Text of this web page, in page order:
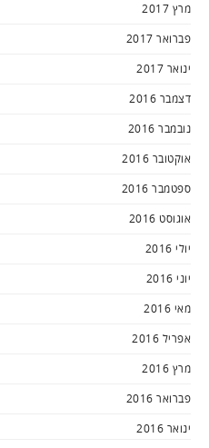
מרץ 2017
פברואר 2017
ינואר 2017
דצמבר 2016
נובמבר 2016
אוקטובר 2016
ספטמבר 2016
אוגוסט 2016
יולי 2016
יוני 2016
מאי 2016
אפריל 2016
מרץ 2016
פברואר 2016
ינואר 2016